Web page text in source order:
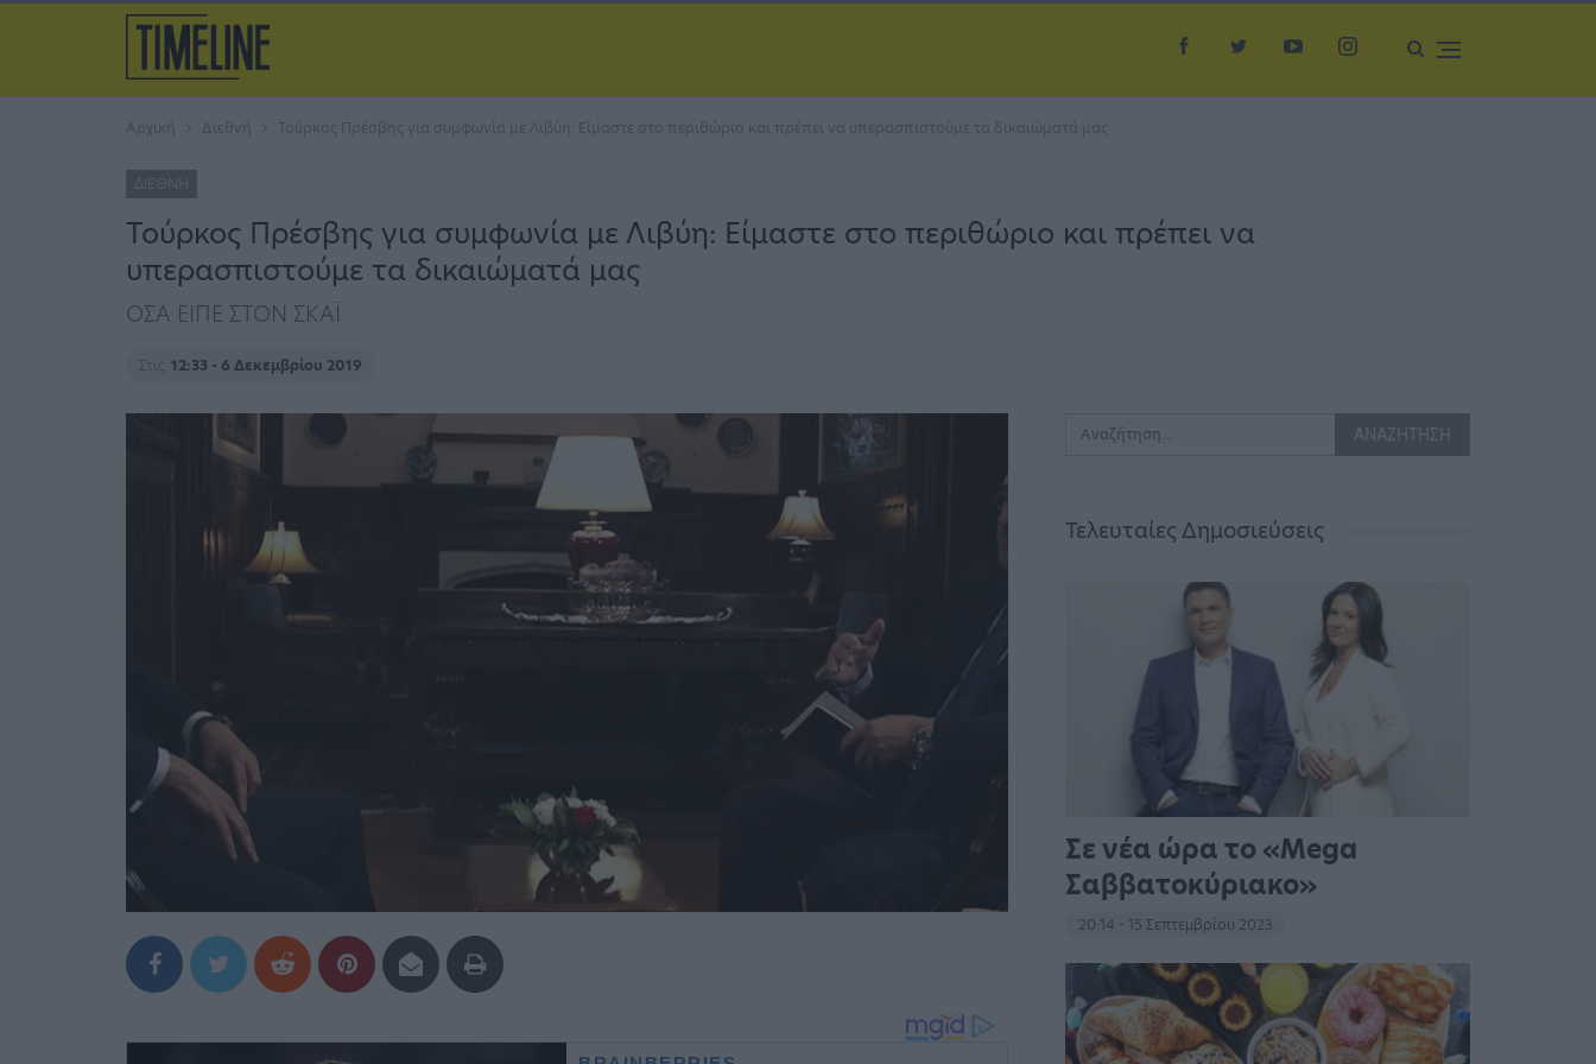
Αρχική Διεθνή Τούρκος Πρέσβης για συμφωνία με Λιβύη: Είμαστε στο περιθώριο και πρέπει να υπερασπιστούμε τα δικαιώματά μας
ΔΙΕΘΝΉ
Τούρκος Πρέσβης για συμφωνία με Λιβύη: Είμαστε στο περιθώριο και πρέπει να
υπερασπιστούμε τα δικαιώματά μας
ΟΣΑ ΕΙΠΕ ΣΤΟΝ ΣΚΑΪ
Στις 12:33 - 6 Δεκεμβρίου 2019
Τελευταίες Δημοσιεύσεις
Σε νέα ώρα το «Mega
Σαββατοκύριακο»
20:14 - 15 Σεπτεμβρίου 2023